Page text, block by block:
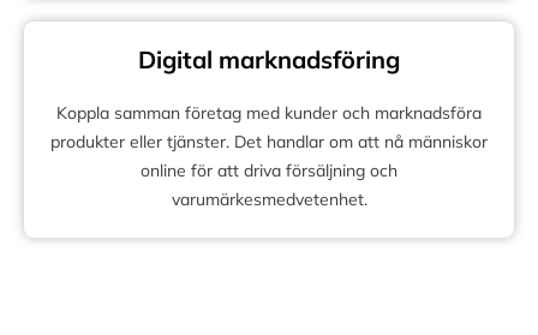
Digital marknadsföring
Koppla samman företag med kunder och marknadsföra
produkter eller tjänster. Det handlar om att nå människor
online för att driva försäljning och
varumärkesmedvetenhet.